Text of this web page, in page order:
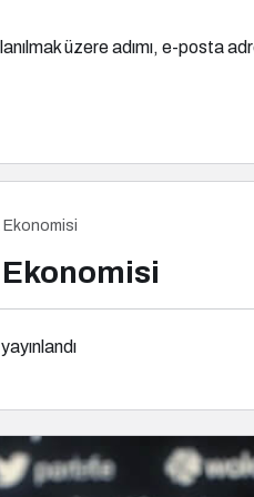
üzere adımı, e-posta
Ekonomisi